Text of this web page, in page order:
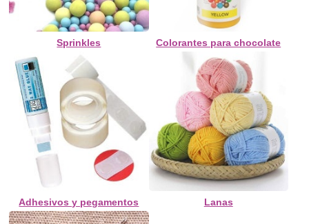
Sprinkles Colorantes para chocolate
Adhesivos y pegamentos Lanas